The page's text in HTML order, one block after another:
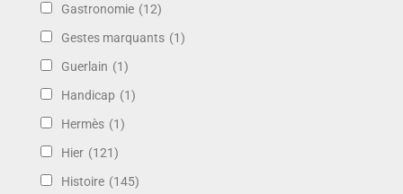
Gastronomie (12)
Gestes marquants (1)
Guerlain (1)
Handicap (1)
Hermès (1)
Hier (121)
Histoire (145)